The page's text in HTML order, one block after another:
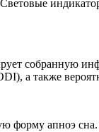
собранную
а также
форму апноэ